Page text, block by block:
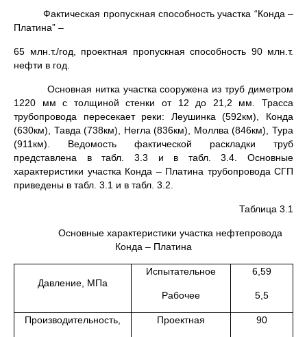
Фактическая пропускная способность участка “Конда –
Платина” –
65 млн.т./год, проектная пропускная способность 90 млн.т.
нефти в год.
Основная нитка участка сооружена из труб диметром
1220 мм с толщиной стенки от 12 до 21,2 мм. Трасса
трубопровода пересекает реки: Леушинка (592км), Конда
(630км), Тавда (738км), Негла (836км), Моллва (846км), Тура
(911км). Ведомость фактической раскладки труб
представлена в табл. 3.3 и в табл. 3.4. Основные
характеристики участка Конда – Платина трубопровода СГП
приведены в табл. 3.1 и в табл. 3.2.
Таблица 3.1
Основные характеристики участка нефтепровода
Конда – Платина
Давление, МПа
Испытательное
Рабочее
6,59
5,5
Производительность, Проектная 90